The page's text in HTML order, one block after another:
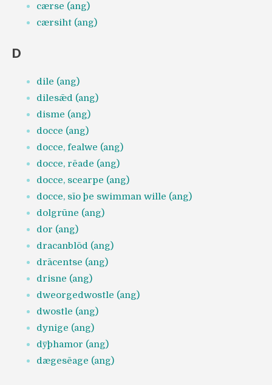
cærse (ang)
cærsiht (ang)
D
dile (ang)
dilesǣd (ang)
disme (ang)
docce (ang)
docce, fealwe (ang)
docce, rēade (ang)
docce, scearpe (ang)
docce, sīo þe swimman wille (ang)
dolgrūne (ang)
dor (ang)
dracanblōd (ang)
drācentse (ang)
drisne (ang)
dweorgedwostle (ang)
dwostle (ang)
dynige (ang)
dy̅þhamor (ang)
dægesēage (ang)